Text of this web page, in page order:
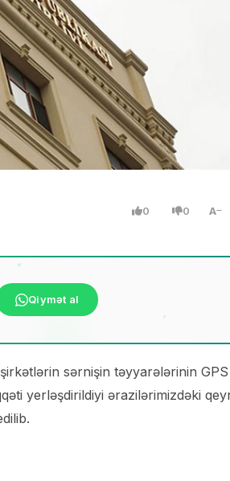
0 0 A
Qiymət al
sərnişin təyyarələrinin GPS
yerləşdirildiyi ərazilərimizdəki